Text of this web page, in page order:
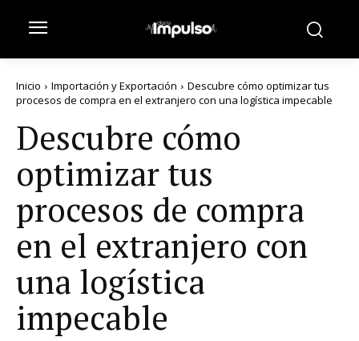
Inicio Importación y Exportación
Descubre cómo optimizar tus
procesos de compra en el extranjero con una logística impecable
Descubre cómo
optimizar tus
procesos de compra
en el extranjero con
una logística
impecable